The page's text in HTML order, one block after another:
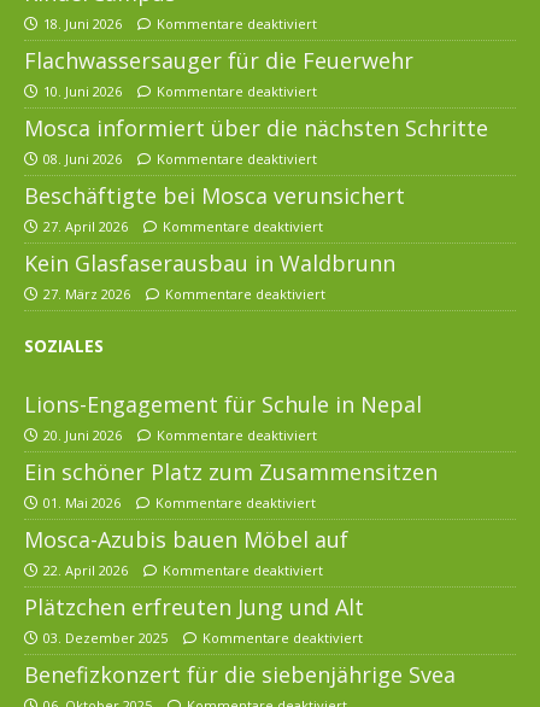
18. Juni 2026 Kommentare deaktiviert
Flachwassersauger für die Feuerwehr
10. Juni 2026 Kommentare deaktiviert
Mosca informiert über die nächsten Schritte
08. Juni 2026 Kommentare deaktiviert
Beschäftigte bei Mosca verunsichert
27. April 2026 Kommentare deaktiviert
Kein Glasfaserausbau in Waldbrunn
27. März 2026 Kommentare deaktiviert
SOZIALES
Lions-Engagement für Schule in Nepal
20. Juni 2026 Kommentare deaktiviert
Ein schöner Platz zum Zusammensitzen
01. Mai 2026 Kommentare deaktiviert
Mosca-Azubis bauen Möbel auf
22. April 2026 Kommentare deaktiviert
Plätzchen erfreuten Jung und Alt
03. Dezember 2025 Kommentare deaktiviert
Benefizkonzert für die siebenjährige Svea